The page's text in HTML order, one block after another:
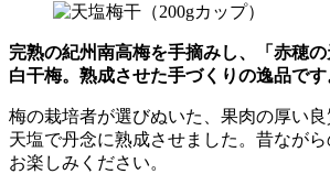
完熟の紀州南高梅を手摘みし、「赤穂
白干梅。熟成させた手づくりの逸品です
梅の栽培者が選びぬいた、果肉の厚い
天塩で丹念に熟成させました。昔なが
お楽しみください。